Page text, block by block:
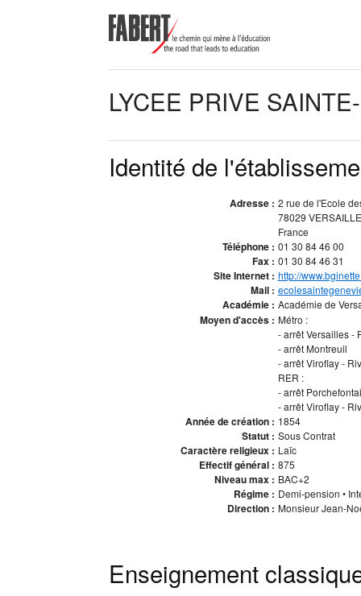
LYCEE PRIVE
Identité de
Adresse : 2 rue de l'Ecole
78029
France
Téléphone : 01 30 84 46 00
Fax : 01 30 84 46 31
Site Internet : http://
Mail :
Académie : Académie de
Moyen d'accès : Métro :
- arrêt Versailles -
- arrêt Montreuil
- arrêt Viroflay -
RER :
- arrêt
- arrêt Viroflay -
Année de création : 1854
Statut : Sous Contrat
Caractère religieux : Laïc
Effectif général : 875
Niveau max : BAC+2
Régime : Demi-pension •
Direction : Monsieur Jean-
Enseignement